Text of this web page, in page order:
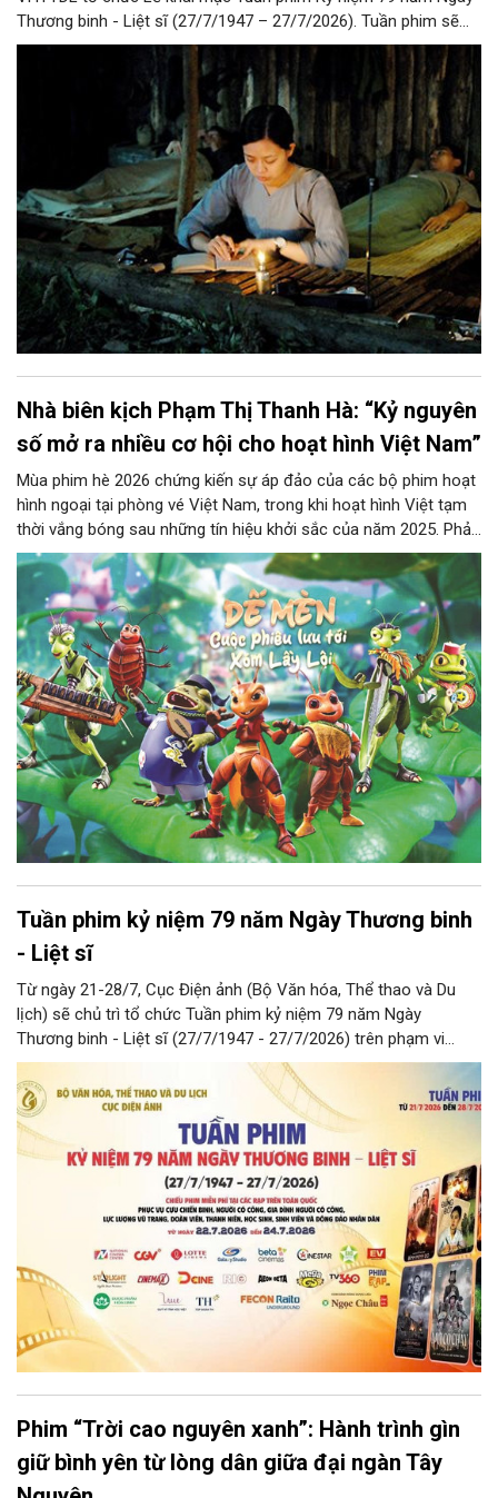
Thương binh - Liệt sĩ (27/7/1947 – 27/7/2026). Tuần phim sẽ
diễn ra từ ngày 21 – 28/7/2026 tại hơn 190 cụm rạp trên toàn
Nhà biên kịch Phạm Thị Thanh Hà: “Kỷ nguyên
số mở ra nhiều cơ hội cho hoạt hình Việt Nam”
Mùa phim hè 2026 chứng kiến sự áp đảo của các bộ phim hoạt
hình ngoại tại phòng vé Việt Nam, trong khi hoạt hình Việt tạm
thời vắng bóng sau những tín hiệu khởi sắc của năm 2025. Phải
chăng đây là một bước chững lại đáng lo ngại hay chỉ là khoảng
lặng cần thiết để chuẩn bị cho một giai đoạn phát triển mới?
Phóng viên Tạp chí Người Hà Nội đã có cuộc trao đổi với nhà
biên kịch Phạm Thị Thanh Hà - Trường Phòng Kịch bản, Hãng
phim hoạt hình Việt Nam về thực trạng, cơ hội cũng như nhưng
triển vọng của hoạt hình Việt Nam trong kỷ nguyên số.
Tuần phim kỷ niệm 79 năm Ngày Thương binh
- Liệt sĩ
Từ ngày 21-28/7, Cục Điện ảnh (Bộ Văn hóa, Thể thao và Du
lịch) sẽ chủ trì tổ chức Tuần phim kỷ niệm 79 năm Ngày
Thương binh - Liệt sĩ (27/7/1947 - 27/7/2026) trên phạm vi
toàn quốc. Danh sách các phim được chiếu gồm: "Đừng đốt",
"Mùi cỏ cháy", "Những người viết huyền thoại", "Đường xuyên
rừng", "Truyền thuyết về Quán Tiên" và "Bình minh đỏ".
Phim “Trời cao nguyên xanh”: Hành trình gìn
giữ bình yên từ lòng dân giữa đại ngàn Tây